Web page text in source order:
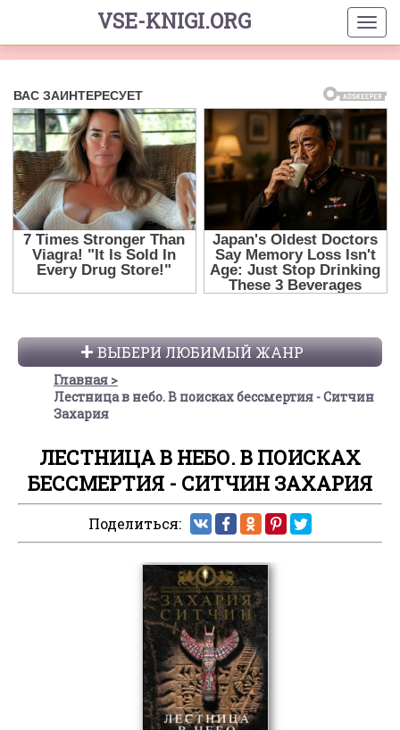
VSE-KNIGI.ORG
ВЫБЕРИ ЛЮБИМЫЙ ЖАНР
Главная
Лестница в небо. В поисках бессмертия - Ситчин
Захария
ЛЕСТНИЦА В НЕБО. В ПОИСКАХ
БЕССМЕРТИЯ - СИТЧИН ЗАХАРИЯ
Поделиться: